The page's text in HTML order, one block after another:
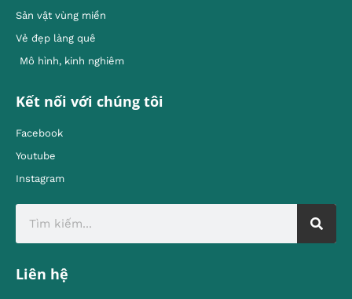
Sản vật vùng miền
Vẻ đẹp làng quê
Mô hình, kinh nghiêm
Kết nối với chúng tôi
Facebook
Youtube
Instagram
Liên hệ